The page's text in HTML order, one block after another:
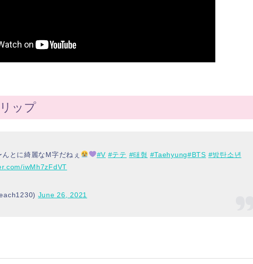
ップ
とに綺麗なM字だねぇ #V #テテ #태형 #Taehyung#BTS #방탄소년
iwMh7zFdVT
June 26, 2021